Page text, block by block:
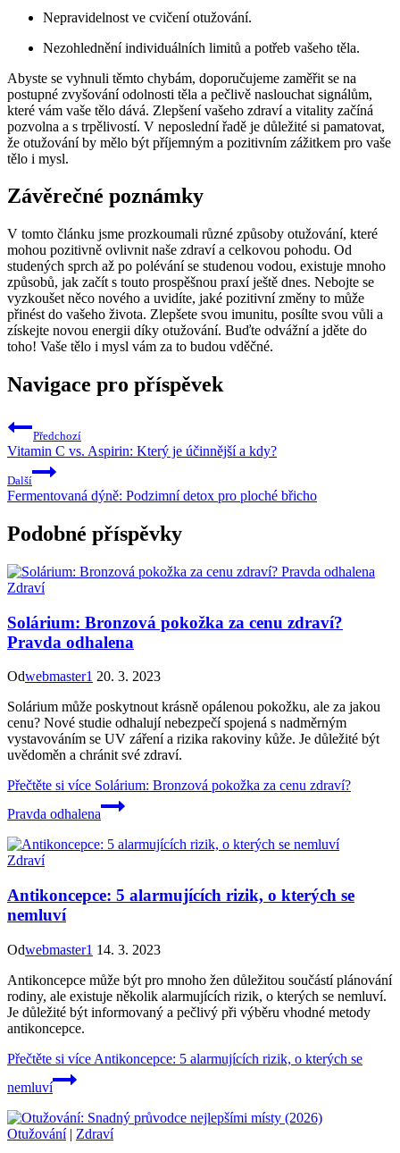
Nepravidelnost ve cvičení otužování.
Nezohlednění individuálních limitů a potřeb vašeho těla.
Abyste se vyhnuli těmto chybám, doporučujeme zaměřit se na
postupné zvyšování odolnosti těla a pečlivě naslouchat signálům,
které vám vaše tělo dává. Zlepšení vašeho zdraví a vitality začíná
pozvolna a s trpělivostí. V neposlední řadě je důležité si pamatovat,
že otužování by mělo být příjemným a pozitivním zážitkem pro vaše
tělo i mysl.
Závěrečné poznámky
V tomto článku jsme prozkoumali různé způsoby otužování, které
mohou pozitivně ovlivnit naše zdraví a celkovou pohodu. Od
studených sprch až po polévání se studenou vodou, existuje mnoho
způsobů, jak začít s touto prospěšnou praxí ještě dnes. Nebojte se
vyzkoušet něco nového a uvidíte, jaké pozitivní změny to může
přinést do vašeho života. Zlepšete svou imunitu, posílte svou vůli a
získejte novou energii díky otužování. Buďte odvážní a jděte do
toho! Vaše tělo i mysl vám za to budou vděčné.
Navigace pro příspěvek
Předchozí
Vitamin C vs. Aspirin: Který je účinnější a kdy?
Další
Fermentovaná dýně: Podzimní detox pro ploché břicho
Podobné příspěvky
Zdraví
Solárium: Bronzová pokožka za cenu zdraví?
Pravda odhalena
Odwebmaster1 20. 3. 2023
Solárium může poskytnout krásně opálenou pokožku, ale za jakou
cenu? Nové studie odhalují nebezpečí spojená s nadměrným
vystavováním se UV záření a rizika rakoviny kůže. Je důležité být
uvědoměn a chránit své zdraví.
Přečtěte si více Solárium: Bronzová pokožka za cenu zdraví?
Pravda odhalena
Zdraví
Antikoncepce: 5 alarmujících rizik, o kterých se
nemluví
Odwebmaster1 14. 3. 2023
Antikoncepce může být pro mnoho žen důležitou součástí plánování
rodiny, ale existuje několik alarmujících rizik, o kterých se nemluví.
Je důležité být informovaný a pečlivý při výběru vhodné metody
antikoncepce.
Přečtěte si více Antikoncepce: 5 alarmujících rizik, o kterých se
nemluví
Otužování| Zdraví